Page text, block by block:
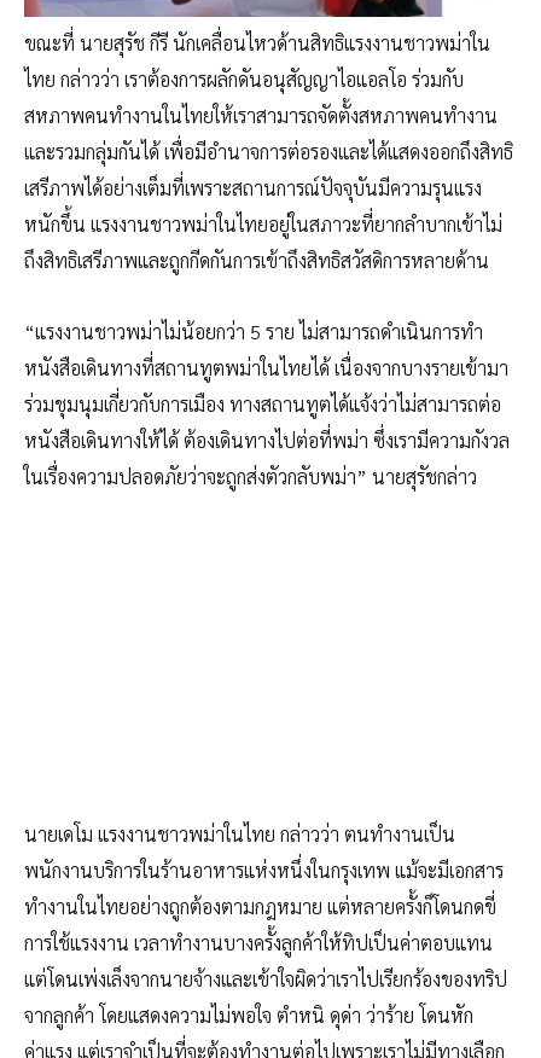
ขณะที่ นายสุรัช กีรี นักเคลื่อนไหวด้านสิทธิแรงงานชาวพม่าใน
ไทย กล่าวว่า เราต้องการผลักดันอนุสัญญาไอแอลโอ ร่วมกับ
สหภาพคนทำงานในไทยให้เราสามารถจัดตั้งสหภาพคนทำงาน
และรวมกลุ่มกันได้ เพื่อมีอำนาจการต่อรองและได้แสดงออกถึงสิทธิ
เสรีภาพได้อย่างเต็มที่เพราะสถานการณ์ปัจจุบันมีความรุนแรง
หนักขึ้น แรงงานชาวพม่าในไทยอยู่ในสภาวะที่ยากลำบากเข้าไม่
ถึงสิทธิเสรีภาพและถูกกีดกันการเข้าถึงสิทธิสวัสดิการหลายด้าน
“แรงงานชาวพม่าไม่น้อยกว่า 5 ราย ไม่สามารถดำเนินการทำ
หนังสือเดินทางที่สถานทูตพม่าในไทยได้ เนื่องจากบางรายเข้ามา
ร่วมชุมนุมเกี่ยวกับการเมือง ทางสถานทูตได้แจ้งว่าไม่สามารถต่อ
หนังสือเดินทางให้ได้ ต้องเดินทางไปต่อที่พม่า ซึ่งเรามีความกังวล
ในเรื่องความปลอดภัยว่าจะถูกส่งตัวกลับพม่า” นายสุรัชกล่าว
นายเดโม แรงงานชาวพม่าในไทย กล่าวว่า ตนทำงานเป็น
พนักงานบริการในร้านอาหารแห่งหนึ่งในกรุงเทพ แม้จะมีเอกสาร
ทำงานในไทยอย่างถูกต้องตามกฎหมาย แต่หลายครั้งก็โดนกดขี่
การใช้แรงงาน เวลาทำงานบางครั้งลูกค้าให้ทิปเป็นค่าตอบแทน
แต่โดนเพ่งเล็งจากนายจ้างและเข้าใจผิดว่าเราไปเรียกร้องของทริป
จากลูกค้า โดยแสดงความไม่พอใจ ตำหนิ ดุด่า ว่าร้าย โดนหัก
ค่าแรง แต่เราจำเป็นที่จะต้องทำงานต่อไปเพราะเราไม่มีทางเลือก